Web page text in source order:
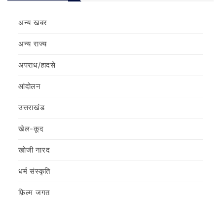
अन्य खबर
अन्य राज्य
अपराध/हादसे
आंदोलन
उत्तराखंड
खेल-कूद
खोजी नारद
धर्म संस्कृति
फ़िल्‍म जगत